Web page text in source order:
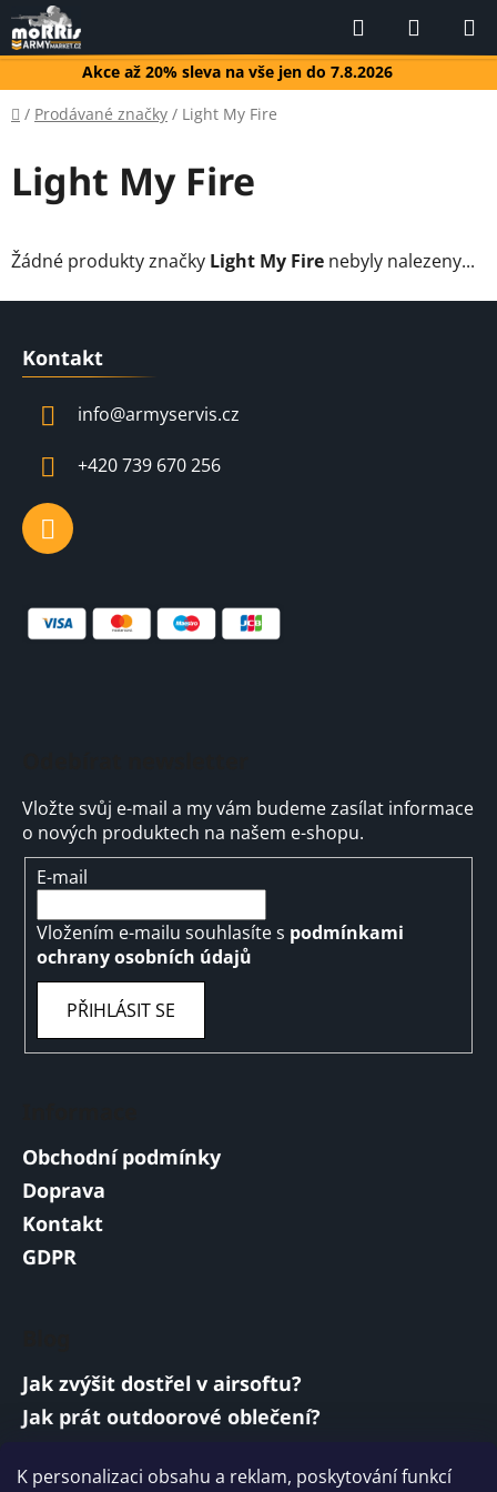
K personalizaci obsahu a reklam, poskytování funkcí
Přejít
na
obsah
Akce až 20% sleva na vše jen do 7.8.2026
Hledat
KOŠÍK
Domů
/ Prodávané značky / Light My Fire
Light My Fire
Žádné produkty značky Light My Fire nebyly nalezeny...
Kontakt
info@armyservis.cz
+420 739 670 256
Vložte svůj e-mail a my vám budeme zasílat informace
o nových produktech na našem e-shopu.
E-mail
Vložením e-mailu souhlasíte s podmínkami
ochrany osobních údajů
PŘIHLÁSIT SE
Obchodní podmínky
Doprava
Kontakt
GDPR
Jak zvýšit dostřel v airsoftu?
Jak prát outdoorové oblečení?
Vojenská a armádní sluchátka: co musí